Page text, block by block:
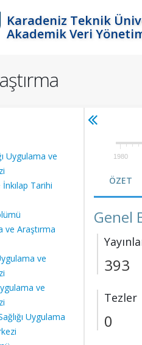
Karadeniz Teknik
Akademik Veri
Uygulama ve
Tarihi
ve Araştırma
ve
ve
Uygulama
1980
ÖZET
Genel
393
Tezler
0